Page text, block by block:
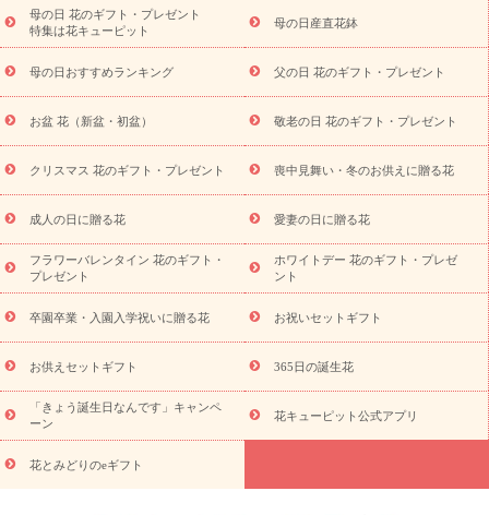
念日
結婚祝い 出産祝い 退院祝い・快気祝い
寿祝い
プチギフト ペットのお祝いフラワー
お供え・お悔やみの花
四十九日法要以降に贈る花
通夜・葬儀
に贈る花
お供え お花とセットギフト
お供え プリザーブドフラ
ワー
ペットのお供えフラワー お盆（新盆・初盆）
その他
お祝い返し
お見舞い お取り寄せギフト ビジネス用
ご自宅
用
観葉植物 ミディ胡蝶蘭 プリザーブドフラワー
スタイル
から探す
アレンジメント 花束 スタンド花 お祝い
お供
え・お悔やみ
胡蝶蘭・花鉢
ミディ胡蝶蘭・お祝い
ミディ胡蝶蘭・お供え
世界初の青色胡蝶蘭 観葉植物
観葉植
物
産直多肉植物 プリザーブドフラワー お祝い
お供え・お
悔やみ
花とセットギフト セミオーダー
プチギフト
（hanamore -ハナモア-）
花とみどりのeギフト
トのeGfit
カラー ピンク イエローオレンジ レッド
お花の
種類
バラ ユリ トルコキキョウ 予算から探す
お祝い・3000円～ お祝い・4000円～ お祝い・5000円～
お
祝い・7000円～ お祝い・10000円～ お供え・お悔やみ
え・お悔やみ・3000円～ お供え・お悔やみ・5000円～
お供
え・お悔やみ・7000円～
母の日 花のギフト・プレゼント
特集は花キューピット
母の日産直花鉢
母の日おすすめランキング 父の日 花のギフト・プレゼント
お盆 花（新盆・初盆） 敬老の日 花のギフト・プレゼント
クリスマス 花のギフト・プレゼント 喪中見舞い・冬のお供えに贈る花
成人の日に贈る花 愛妻の日に贈る花
フラワーバレンタイン 花のギフト・
プレゼント
ホワイトデー 花のギフト・プレゼ
ント
卒園卒業・入園入学祝いに贈る花 お祝いセットギフト
お供えセットギフト 365日の誕生花
「きょう誕生日なんです」キャンペ
ーン
花キューピット公式アプリ
花とみどりのeギフト